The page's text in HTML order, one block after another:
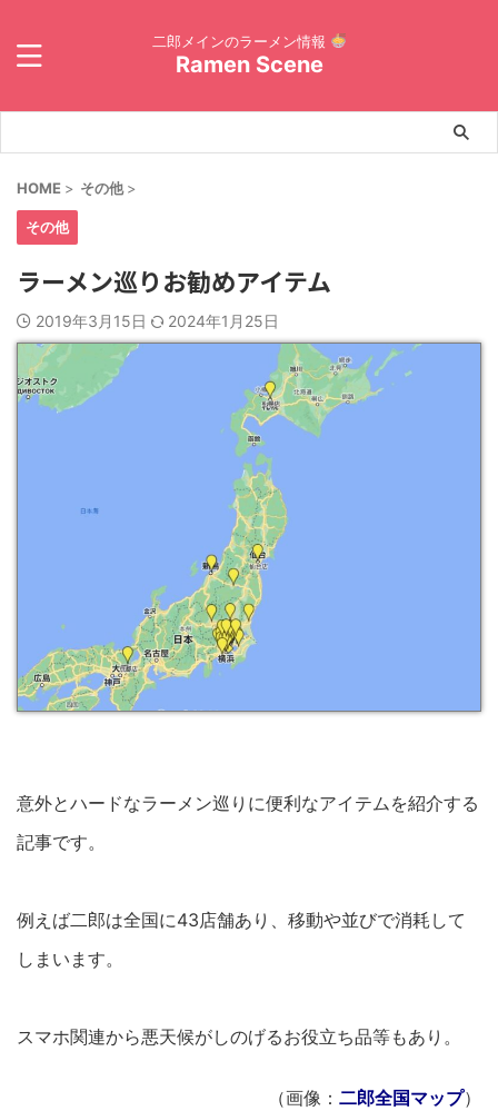
二郎メインのラーメン情報
Ramen Scene
HOME > その他 >
その他
ラーメン巡りお勧めアイテム
2019年3月15日 2024年1月25日
意外とハードなラーメン巡りに便利なアイテムを紹介する
記事です。
例えば二郎は全国に43店舗あり、移動や並びで消耗して
しまいます。
スマホ関連から悪天候がしのげるお役立ち品等もあり。
（画像： 二郎全国マップ）